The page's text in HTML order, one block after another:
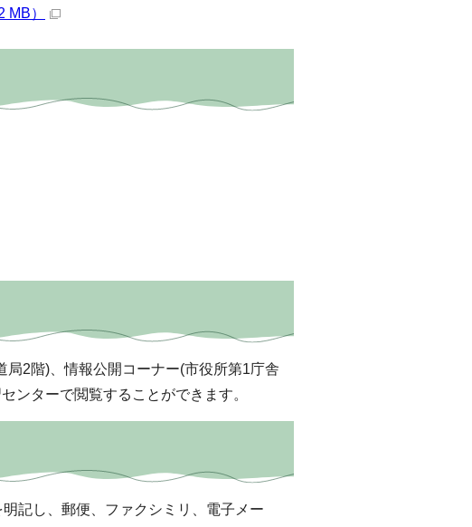
）
2階)、情報公開コーナー(市役所第1庁舎
ンターで閲覧することができます。
記し、郵便、ファクシミリ、電子メー